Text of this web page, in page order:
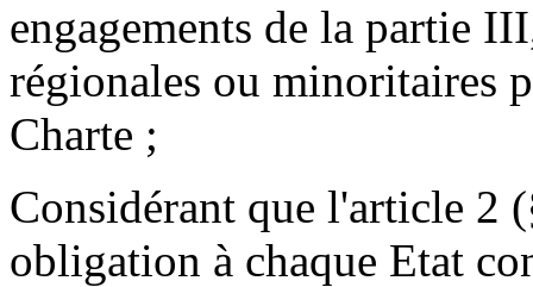
engagements de la partie
régionales ou minoritaires
Charte ;
Considérant que l'article 2
obligation à chaque Etat